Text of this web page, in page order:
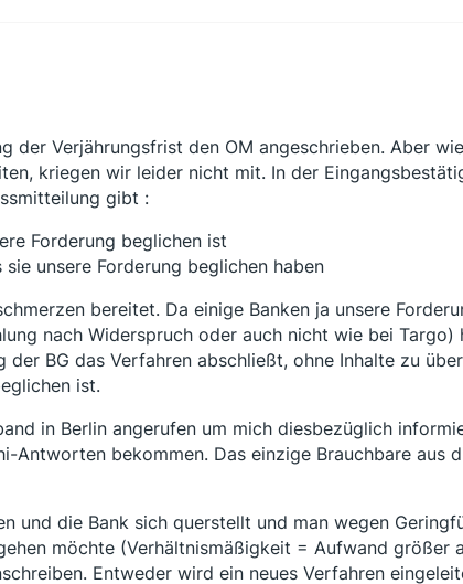
der Verjährungsfrist den OM angeschrieben. Aber
kriegen wir leider nicht mit. In der
gibt :
Forderung beglichen ist
unsere Forderung beglichen haben
bereitet. Da einige Banken ja unsere
nach Widerspruch oder auch nicht wie bei Targo)
der BG das Verfahren abschließt, ohne Inhalte zu
ist.
in Berlin angerufen um mich diesbezüglich
Antworten bekommen. Das einzige Brauchbare aus
und die Bank sich querstellt und man wegen
möchte (Verhältnismäßigkeit = Aufwand größer
Entweder wird ein neues Verfahren